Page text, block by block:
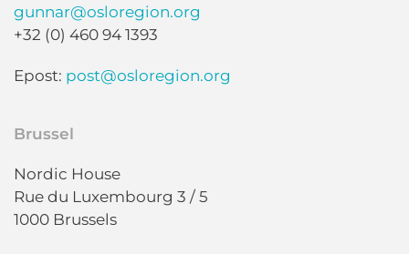
gunnar@osloregion.org
+32 (0) 460 94 1393
Epost: post@osloregion.org
Brussel
Nordic House
Rue du Luxembourg 3 / 5
1000 Brussels